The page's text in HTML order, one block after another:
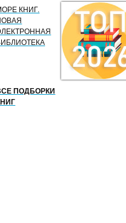
КНИГ.
ПОДБОРКИ